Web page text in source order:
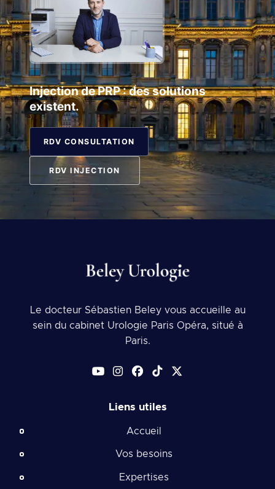
Injection de PRP : des solutions
existent.
RDV CONSULTATION
RDV INJECTION
Le docteur Sébastien Beley vous accueille au
sein du cabinet Urologie Paris Opéra, situé à
Paris.
Liens utiles
Accueil
Vos besoins
Expertises